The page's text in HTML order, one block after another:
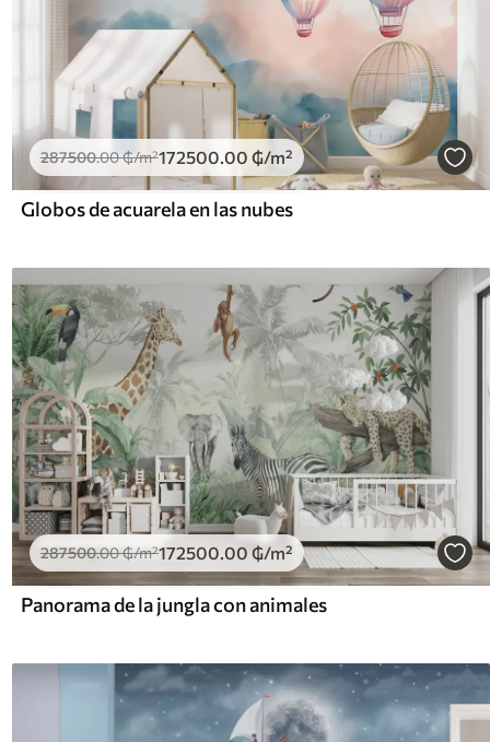
287500.00₲/m²172500 .00 ₲/m²
Globos de acuarela en las nubes
287500.00₲/m²172500.00 ₲/m²
Panorama de la jungla con animales